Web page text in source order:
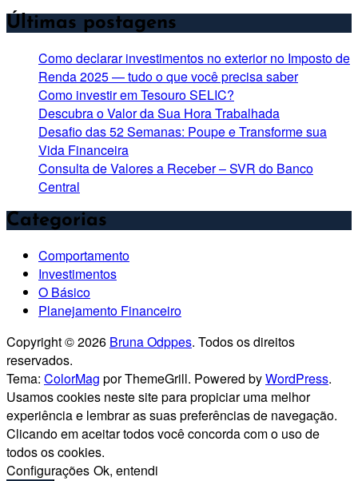
Últimas postagens
Como declarar investimentos no exterior no Imposto de
Renda 2025 — tudo o que você precisa saber
Como investir em Tesouro SELIC?
Descubra o Valor da Sua Hora Trabalhada
Desafio das 52 Semanas: Poupe e Transforme sua
Vida Financeira
Consulta de Valores a Receber – SVR do Banco
Central
Categorias
Comportamento
Investimentos
O Básico
Planejamento Financeiro
Copyright © 2026 Bruna Odppes. Todos os direitos
reservados.
Tema: ColorMag por ThemeGrill. Powered byWordPress.
Usamos cookies neste site para propiciar uma melhor
experiência e lembrar as suas preferências de navegação.
Clicando em aceitar todos você concorda com o uso de
todos os cookies.
Configurações Ok, entendi